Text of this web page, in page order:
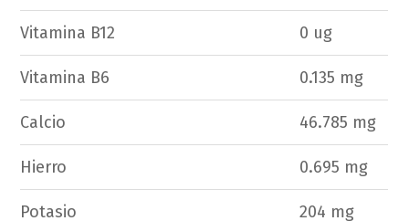
Vitamina B12 0 ug
Vitamina B6 0.135 mg
Calcio 46.785 mg
Hierro 0.695 mg
Potasio 204 mg